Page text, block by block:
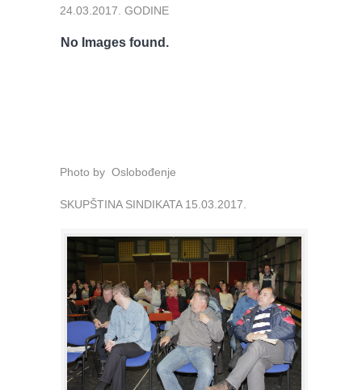
24.03.2017. GODINE
No Images found.
Photo by Oslobođenje
SKUPŠTINA SINDIKATA 15.03.2017.